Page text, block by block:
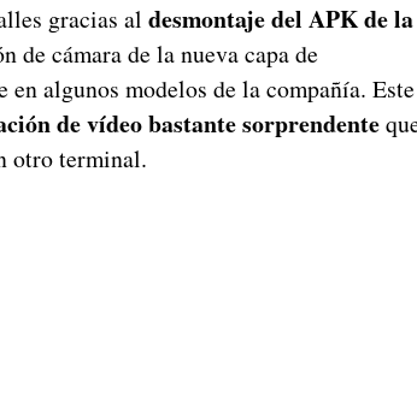
gracias al desmontaje del APK de la
de cámara de la nueva capa de
en algunos modelos de la compañía.
de vídeo bastante sorprendente
otro terminal.